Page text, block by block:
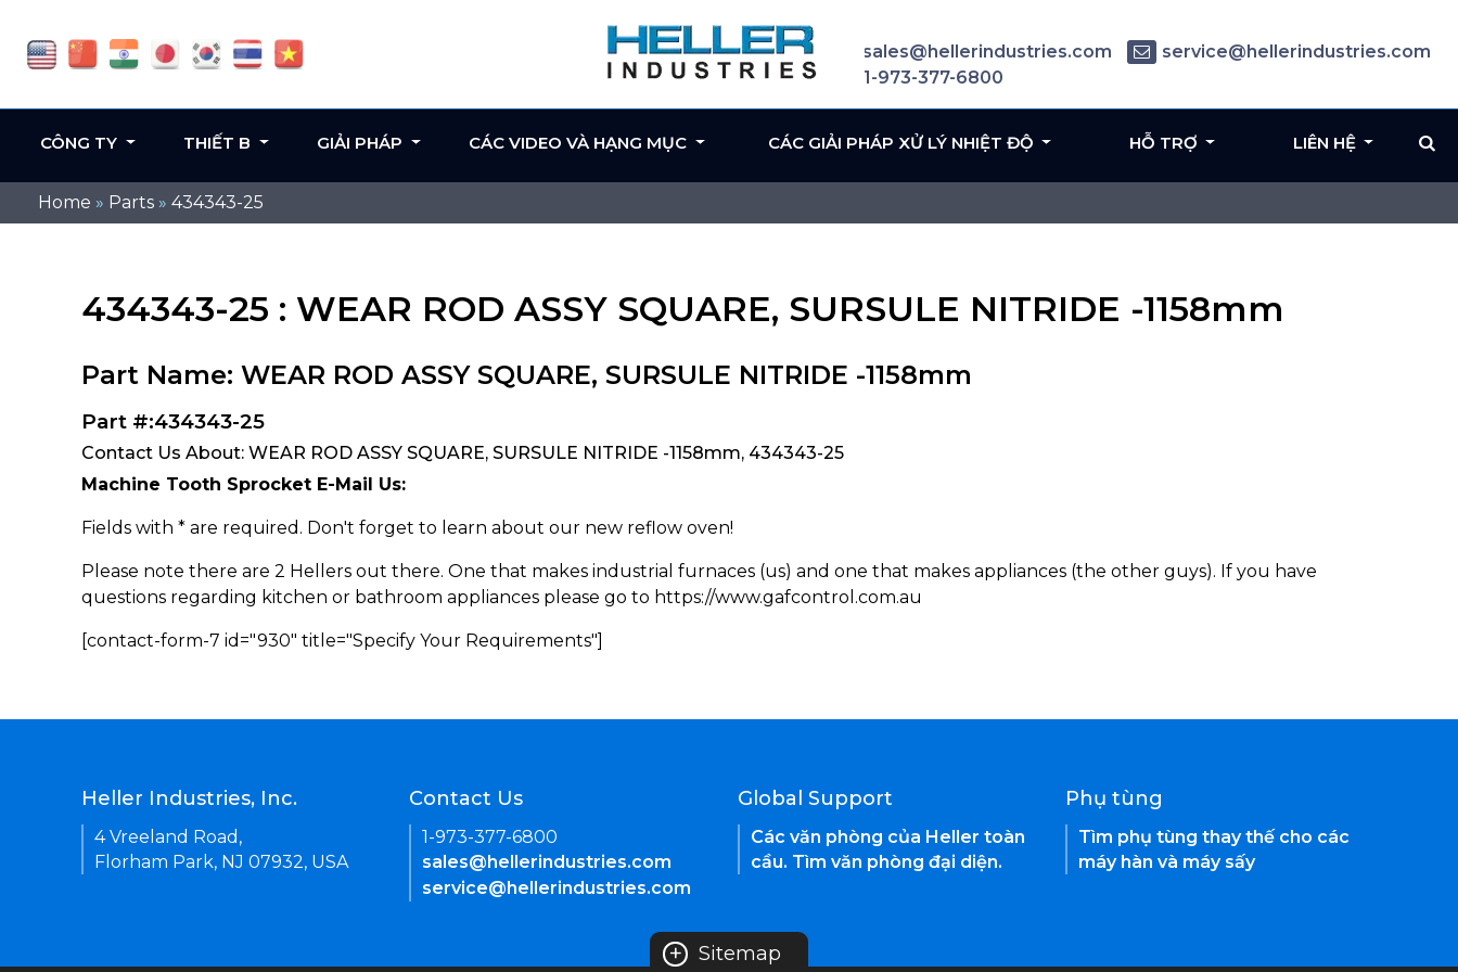
Home » Parts » 434343-25
434343-25 : WEAR ROD ASSY SQUARE, SURSULE NITRIDE -1158mm
Part Name: WEAR ROD ASSY SQUARE, SURSULE NITRIDE -1158mm
Part #:434343-25
Contact Us About: WEAR ROD ASSY SQUARE, SURSULE NITRIDE -1158mm, 434343-25
Machine Tooth Sprocket E-Mail Us:
Fields with * are required. Don't forget to learn about our new reflow oven!
Please note there are 2 Hellers out there. One that makes industrial furnaces (us) and one that makes appliances (the other guys). If you have
questions regarding kitchen or bathroom appliances please go to https://www.gafcontrol.com.au
[contact-form-7 id="930" title="Specify Your Requirements"]
sales@hellerindustries.com
service@hellerindustries.com
1-973-377-6800
CÔNG TY THIẾT B GIẢI PHÁP CÁC VIDEO VÀ HẠNG MỤC CÁC GIẢI PHÁP XỬ LÝ NHIỆT ĐỘ HỖ TRỢ LIÊN HỆ
Heller Industries, Inc.
4 Vreeland Road,
Florham Park, NJ 07932, USA
Contact Us
1-973-377-6800
sales@hellerindustries.com
service@hellerindustries.com
Global Support
Các văn phòng của Heller toàn
cầu. Tìm văn phòng đại diện.
Phụ tùng
Tìm phụ tùng thay thế cho các
máy hàn và máy sấy
+ Sitemap